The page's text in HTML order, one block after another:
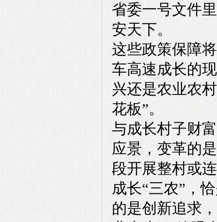
省委一号文件
安天下。
这些政策保障
车高速成长的
兴还是农业农
花板”。
与成长村子财
应景，变革的
段开展整村或
成长“三农”，
的是创新追求